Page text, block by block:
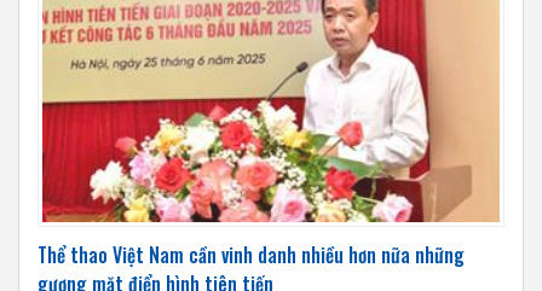
Thể thao Việt Nam cần vinh danh nhiều hơn nữa những
gương mặt điển hình tiên tiến